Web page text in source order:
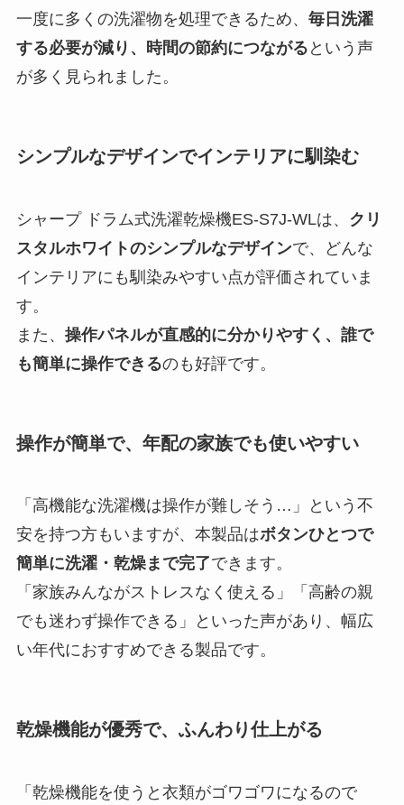
一度に多くの洗濯物を処理できるため、 毎日洗濯
する必要が減り、時間の節約につながる という声
が多く見られました。
シンプルなデザインでインテリアに馴染む
シャープ ドラム式洗濯乾燥機ES-S7J-WLは、 クリ
スタルホワイトのシンプルなデザインで、どんな
インテリアにも馴染みやすい点が評価されていま
す。
また、 操作パネルが直感的に分かりやすく、誰で
も簡単に操作できるのも好評です。
操作が簡単で、年配の家族でも使いやすい
「高機能な洗濯機は操作が難しそう…」という不
安を持つ方もいますが、本製品はボタンひとつで
簡単に洗濯・乾燥まで完了できます。
「家族みんながストレスなく使える」「高齢の親
でも迷わず操作できる」といった声があり、幅広
い年代におすすめできる製品です。
乾燥機能が優秀で、ふんわり仕上がる
「乾燥機能を使うと衣類がゴワゴワになるので